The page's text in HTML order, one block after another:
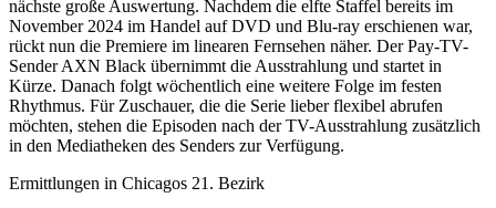
nächste große Auswertung. Nachdem die elfte Staffel bereits im
November 2024 im Handel auf DVD und Blu-ray erschienen war,
rückt nun die Premiere im linearen Fernsehen näher. Der Pay-TV-
Sender AXN Black übernimmt die Ausstrahlung und startet in
Kürze. Danach folgt wöchentlich eine weitere Folge im festen
Rhythmus. Für Zuschauer, die die Serie lieber flexibel abrufen
möchten, stehen die Episoden nach der TV-Ausstrahlung zusätzlich
in den Mediatheken des Senders zur Verfügung.
Ermittlungen in Chicagos 21. Bezirk